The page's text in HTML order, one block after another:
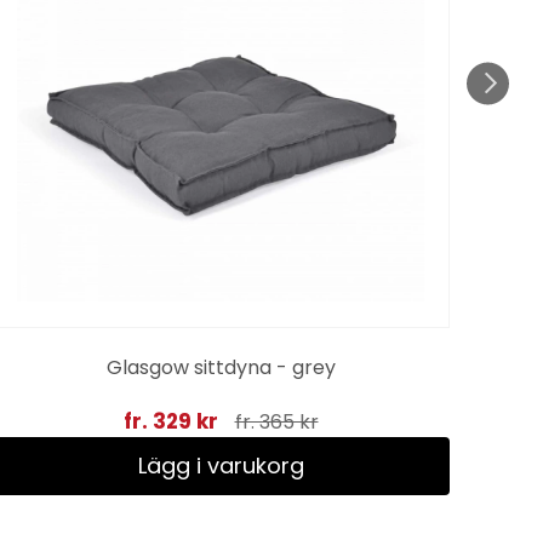
Glasgow sittdyna - grey
fr. 329 kr fr. 365 kr
Lägg i varukorg